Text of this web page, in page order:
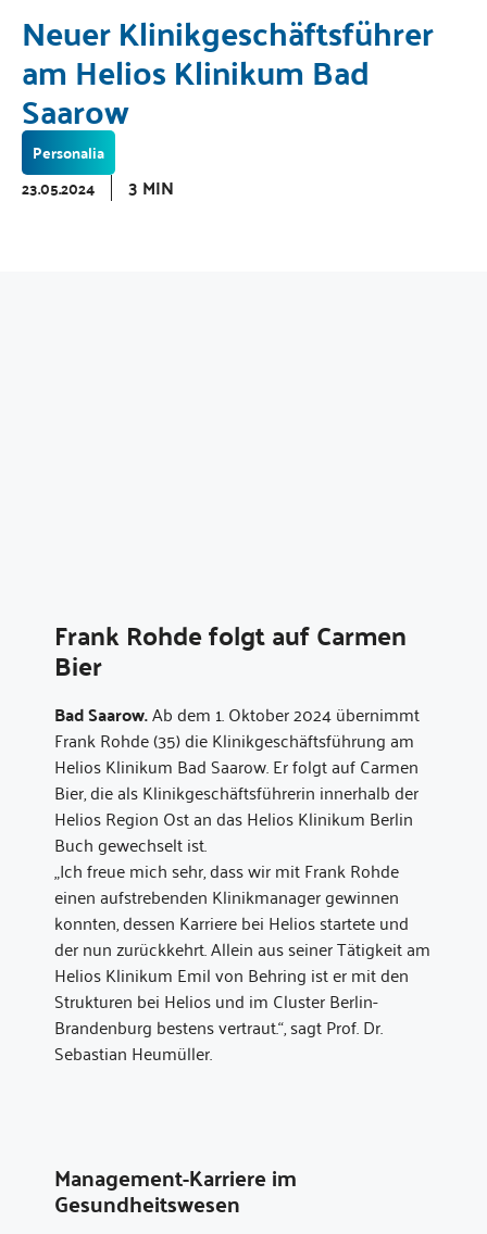
Neuer Klinikgeschäftsführer
am Helios Klinikum Bad
Saarow
Personalia
23.05.2024
3 MIN
Frank Rohde folgt auf Carmen
Bier
Bad Saarow.Ab dem 1. Oktober 2024 übernimmt
Frank Rohde (35) die Klinikgeschäftsführung am
Helios Klinikum Bad Saarow. Er folgt auf Carmen
Bier, die als Klinikgeschäftsführerin innerhalb der
Helios Region Ost an das Helios Klinikum Berlin
Buch gewechselt ist.
„Ich freue mich sehr, dass wir mit Frank Rohde
einen aufstrebenden Klinikmanager gewinnen
konnten, dessen Karriere bei Helios startete und
der nun zurückkehrt. Allein aus seiner Tätigkeit am
Helios Klinikum Emil von Behring ist er mit den
Strukturen bei Helios und im Cluster Berlin-
Brandenburg bestens vertraut.“, sagt Prof. Dr.
Sebastian Heumüller.
Management-Karriere im
Gesundheitswesen